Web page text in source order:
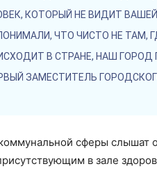
КОТОРЫЙ НЕ ВИДИТ
ЧТО ЧИСТО НЕ ТАМ,
В СТРАНЕ, НАШ
ЗАМЕСТИТЕЛЬ
сферы слышат
в зале